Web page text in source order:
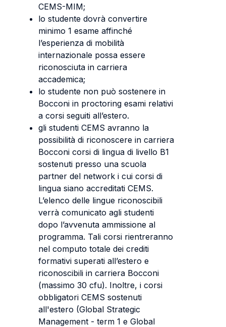
CEMS-MIM;
lo studente dovrà convertire
minimo 1 esame affinché
l’esperienza di mobilità
internazionale possa essere
riconosciuta in carriera
accademica;
lo studente non può sostenere in
Bocconi in proctoring esami relativi
a corsi seguiti all’estero.
gli studenti CEMS avranno la
possibilità di riconoscere in carriera
Bocconi corsi di lingua di livello B1
sostenuti presso una scuola
partner del network i cui corsi di
lingua siano accreditati CEMS.
L’elenco delle lingue riconoscibili
verrà comunicato agli studenti
dopo l’avvenuta ammissione al
programma. Tali corsi rientreranno
nel computo totale dei crediti
formativi superati all’estero e
riconoscibili in carriera Bocconi
(massimo 30 cfu). Inoltre, i corsi
obbligatori CEMS sostenuti
all'estero (Global Strategic
Management - term 1 e Global